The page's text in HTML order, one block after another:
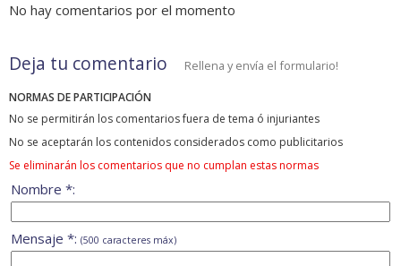
No hay comentarios por el momento
Deja tu comentario Rellena y envía el formulario!
NORMAS DE PARTICIPACIÓN
No se permitirán los comentarios fuera de tema ó injuriantes
No se aceptarán los contenidos considerados como publicitarios
Se eliminarán los comentarios que no cumplan estas normas
Nombre *:
Mensaje *: (500 caracteres máx)